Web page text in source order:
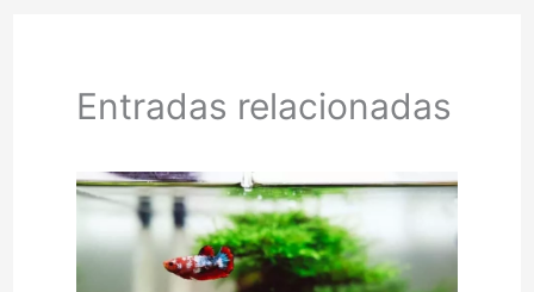
Entradas relacionadas